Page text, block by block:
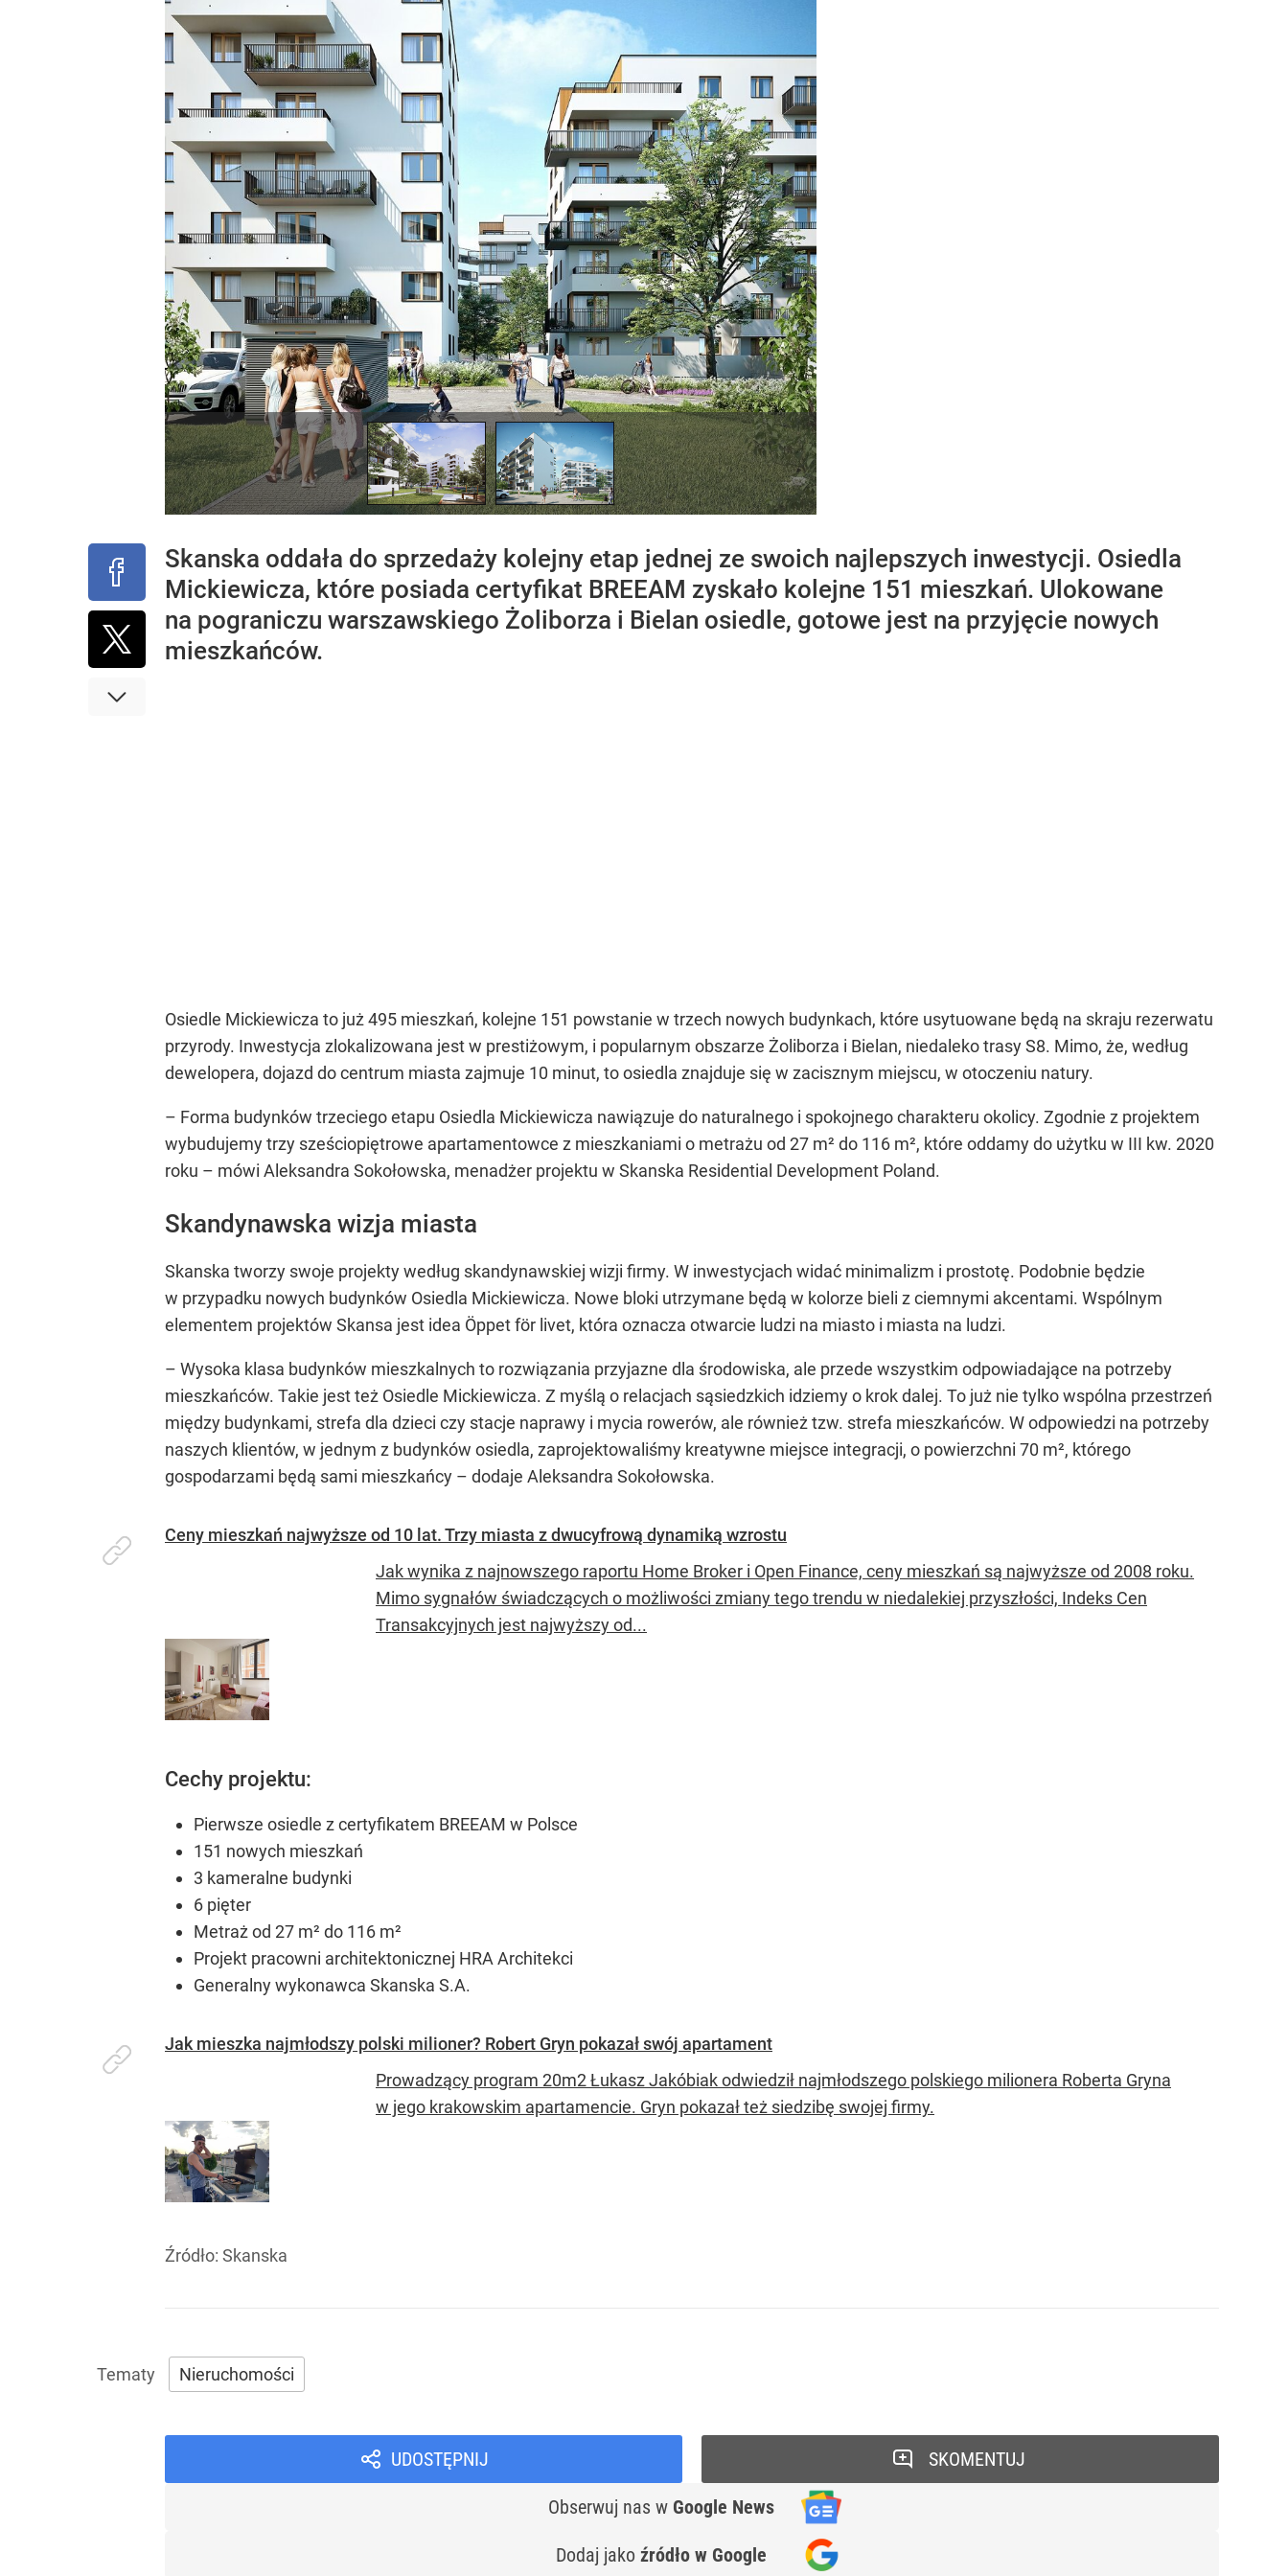
Skanska oddała do sprzedaży kolejny etap jednej ze swoich najlepszych inwestycji. Osiedla
Mickiewicza, które posiada certyfikat BREEAM zyskało kolejne 151 mieszkań. Ulokowane
na pograniczu warszawskiego Żoliborza i Bielan osiedle, gotowe jest na przyjęcie nowych
mieszkańców.
Osiedle Mickiewicza to już 495 mieszkań, kolejne 151 powstanie w trzech nowych budynkach, które usytuowane będą na skraju rezerwatu
przyrody. Inwestycja zlokalizowana jest w prestiżowym, i popularnym obszarze Żoliborza i Bielan, niedaleko trasy S8. Mimo, że, według
dewelopera, dojazd do centrum miasta zajmuje 10 minut, to osiedla znajduje się w zacisznym miejscu, w otoczeniu natury.
– Forma budynków trzeciego etapu Osiedla Mickiewicza nawiązuje do naturalnego i spokojnego charakteru okolicy. Zgodnie z projektem
wybudujemy trzy sześciopiętrowe apartamentowce z mieszkaniami o metrażu od 27 m² do 116 m², które oddamy do użytku w III kw. 2020
roku – mówi Aleksandra Sokołowska, menadżer projektu w Skanska Residential Development Poland.
Skandynawska wizja miasta
Skanska tworzy swoje projekty według skandynawskiej wizji firmy. W inwestycjach widać minimalizm i prostotę. Podobnie będzie
w przypadku nowych budynków Osiedla Mickiewicza. Nowe bloki utrzymane będą w kolorze bieli z ciemnymi akcentami. Wspólnym
elementem projektów Skansa jest idea Öppet för livet, która oznacza otwarcie ludzi na miasto i miasta na ludzi.
– Wysoka klasa budynków mieszkalnych to rozwiązania przyjazne dla środowiska, ale przede wszystkim odpowiadające na potrzeby
mieszkańców. Takie jest też Osiedle Mickiewicza. Z myślą o relacjach sąsiedzkich idziemy o krok dalej. To już nie tylko wspólna przestrzeń
między budynkami, strefa dla dzieci czy stacje naprawy i mycia rowerów, ale również tzw. strefa mieszkańców. W odpowiedzi na potrzeby
naszych klientów, w jednym z budynków osiedla, zaprojektowaliśmy kreatywne miejsce integracji, o powierzchni 70 m², którego
gospodarzami będą sami mieszkańcy – dodaje Aleksandra Sokołowska.
Ceny mieszkań najwyższe od 10 lat. Trzy miasta z dwucyfrową dynamiką wzrostu
Jak wynika z najnowszego raportu Home Broker i Open Finance, ceny mieszkań są najwyższe od 2008 roku.
Mimo sygnałów świadczących o możliwości zmiany tego trendu w niedalekiej przyszłości, Indeks Cen
Transakcyjnych jest najwyższy od...
Cechy projektu:
Pierwsze osiedle z certyfikatem BREEAM w Polsce
151 nowych mieszkań
3 kameralne budynki
6 pięter
Metraż od 27 m² do 116 m²
Projekt pracowni architektonicznej HRA Architekci
Generalny wykonawca Skanska S.A.
Jak mieszka najmłodszy polski milioner? Robert Gryn pokazał swój apartament
Prowadzący program 20m2 Łukasz Jakóbiak odwiedził najmłodszego polskiego milionera Roberta Gryna
w jego krakowskim apartamencie. Gryn pokazał też siedzibę swojej firmy.
Źródło: Skanska
Nieruchomości
UDOSTĘPNIJ
Obserwuj nas w Google News
Dodaj jako źródło w Google
SKOMENTUJ